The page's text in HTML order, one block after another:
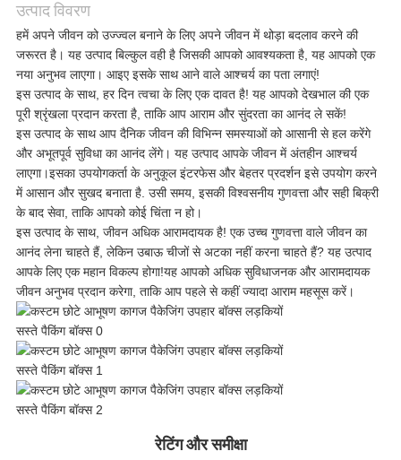
उद्धरण
का
अनुरोध
करें
साइटमैप
गोपनीयता
नीति
उत्पाद विवरण
हमें अपने जीवन को उज्ज्वल बनाने के लिए अपने जीवन में थोड़ा बदलाव करने की
जरूरत है। यह उत्पाद बिल्कुल वही है जिसकी आपको आवश्यकता है, यह आपको एक
नया अनुभव लाएगा। आइए इसके साथ आने वाले आश्चर्य का पता लगाएं!
इस उत्पाद के साथ, हर दिन त्वचा के लिए एक दावत है! यह आपको देखभाल की एक
पूरी श्रृंखला प्रदान करता है, ताकि आप आराम और सुंदरता का आनंद ले सकें!
इस उत्पाद के साथ आप दैनिक जीवन की विभिन्न समस्याओं को आसानी से हल करेंगे
और अभूतपूर्व सुविधा का आनंद लेंगे। यह उत्पाद आपके जीवन में अंतहीन आश्चर्य
लाएगा।इसका उपयोगकर्ता के अनुकूल इंटरफेस और बेहतर प्रदर्शन इसे उपयोग करने
में आसान और सुखद बनाता है. उसी समय, इसकी विश्वसनीय गुणवत्ता और सही बिक्री
के बाद सेवा, ताकि आपको कोई चिंता न हो।
इस उत्पाद के साथ, जीवन अधिक आरामदायक है! एक उच्च गुणवत्ता वाले जीवन का
आनंद लेना चाहते हैं, लेकिन उबाऊ चीजों से अटका नहीं करना चाहते हैं? यह उत्पाद
आपके लिए एक महान विकल्प होगा!यह आपको अधिक सुविधाजनक और आरामदायक
जीवन अनुभव प्रदान करेगा, ताकि आप पहले से कहीं ज्यादा आराम महसूस करें।
रेटिंग और समीक्षा